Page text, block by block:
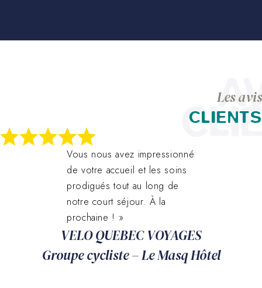
Les avis
CLIENTS
Vous nous avez impressionné
de votre accueil et les soins
prodigués tout au long de
notre court séjour. À la
prochaine ! »
VELO QUEBEC VOYAGES
Groupe cycliste – Le Masq Hôtel